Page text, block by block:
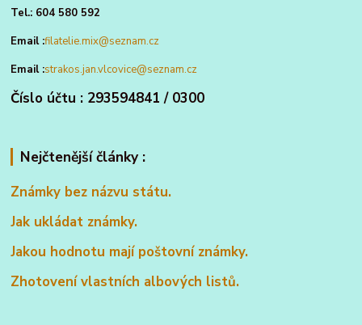
Tel.: 604 580 592
Email :filatelie.mix@seznam.cz
Email :strakos.jan.vlcovice@seznam.cz
Číslo účtu : 293594841 / 0300
Nejčtenější články :
Známky bez názvu státu.
Jak ukládat známky.
Jakou hodnotu mají poštovní známky.
Zhotovení vlastních albových listů.